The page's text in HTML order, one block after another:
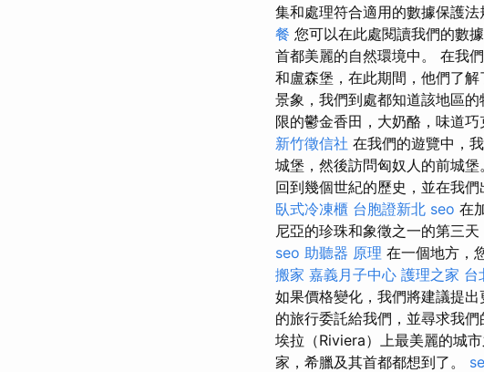
集和處理符合適用的數據保護法
餐 您可以在此處閱讀我們的數
首都美麗的自然環境中。 在我
和盧森堡，在此期間，他們了解
景象，我們到處都知道該地區的
限的鬱金香田，大奶酪，味道
新竹徵信社 在我們的遊覽中，
城堡，然後訪問匈奴人的前城堡
回到幾個世紀的歷史，並在我
臥式冷凍櫃 台胞證新北 seo 在
尼亞的珍珠和象徵之一的第三天
seo 助聽器 原理 在一個地方，
搬家 嘉義月子中心 護理之家 台
如果價格變化，我們將建議提出
的旅行委託給我們，並尋求我們
埃拉（Riviera）上最美麗的城
家，希臘及其首都都想到了。